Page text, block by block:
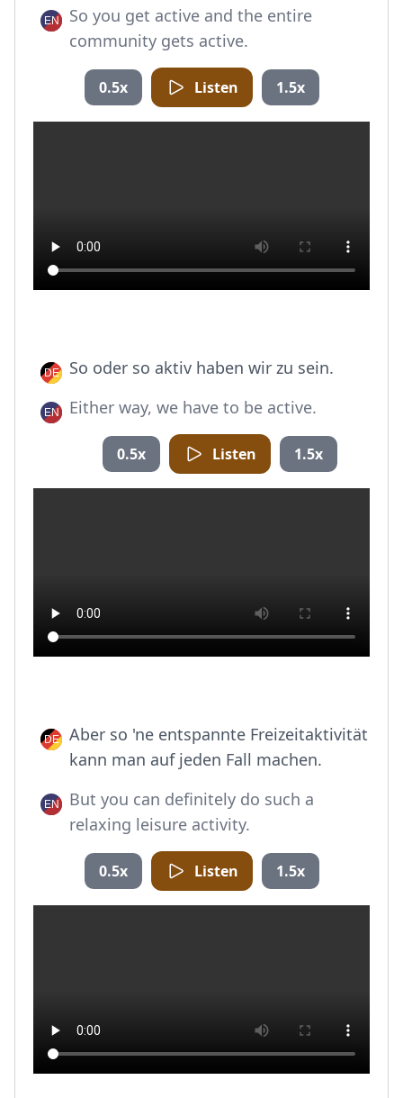
So you get active and the entire
community gets active.
0.5x Listen 1.5x
So oder so aktiv haben wir zu sein.
Either way, we have to be active.
0.5x Listen 1.5x
Aber so 'ne entspannte Freizeitaktivität
kann man auf jeden Fall machen.
But you can definitely do such a
relaxing leisure activity.
0.5x Listen 1.5x